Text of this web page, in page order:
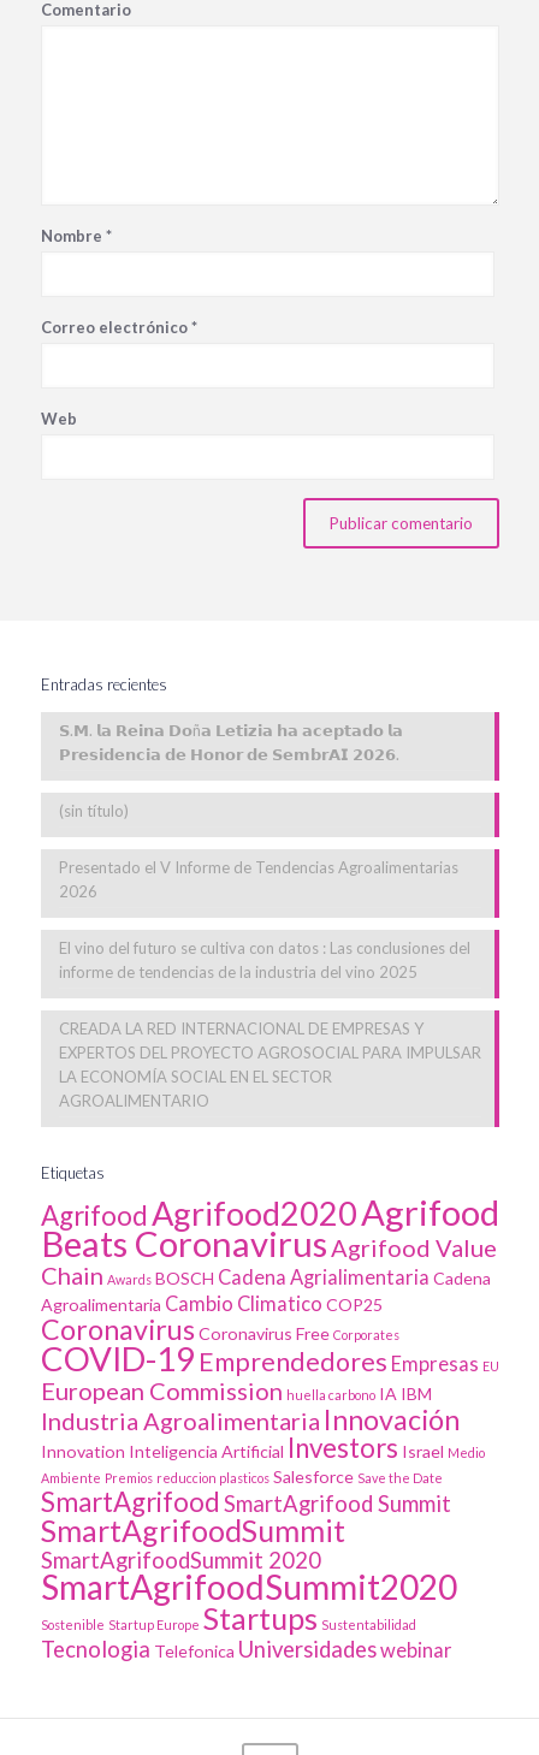
Comentario
Nombre *
Correo electrónico*
Web
Entradas recientes
𝗦.𝗠. 𝗹𝗮 𝗥𝗲𝗶𝗻𝗮 𝗗𝗼ñ𝗮 𝗟𝗲𝘁𝗶𝘇𝗶𝗮 𝗵𝗮 𝗮𝗰𝗲𝗽𝘁𝗮𝗱𝗼 𝗹𝗮
𝗣𝗿𝗲𝘀𝗶𝗱𝗲𝗻𝗰𝗶𝗮 𝗱𝗲 𝗛𝗼𝗻𝗼𝗿 𝗱𝗲 𝗦𝗲𝗺𝗯𝗿𝗔𝗜 𝟮𝟬𝟮𝟲.
(sin título)
Presentado el V Informe de Tendencias Agroalimentarias
2026
El vino del futuro se cultiva con datos : Las conclusiones del
informe de tendencias de la industria del vino 2025
CREADA LA RED INTERNACIONAL DE EMPRESAS Y
EXPERTOS DEL PROYECTO AGROSOCIAL PARA IMPULSAR
LA ECONOMÍA SOCIAL EN EL SECTOR
AGROALIMENTARIO
Etiquetas
Agrifood Agrifood2020Agrifood
Beats Coronavirus Agrifood Value
Chain Awards BOSCH Cadena Agrialimentaria Cadena
Agroalimentaria Cambio Climatico COP25
Coronavirus Coronavirus Free Corporates
COVID-19 Emprendedores Empresas EU
European Commission huella carbono IA IBM
Industria Agroalimentaria Innovación
Innovation Inteligencia Artificial Investors Israel Medio
Ambiente Premios reduccion plasticos Salesforce Save the Date
SmartAgrifood SmartAgrifood Summit
SmartAgrifoodSummit
SmartAgrifoodSummit 2020
SmartAgrifoodSummit2020
Sostenible Startup Europe Startups Sustentabilidad
Tecnologia Telefonica Universidadeswebinar